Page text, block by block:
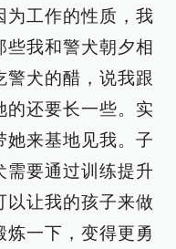
为工作的性质，我
些我和警犬朝夕相
警犬的醋，说我跟
的还要长一些。实
她来基地见我。子
需要通过训练提升
以让我的孩子来做
炼一下，变得更勇